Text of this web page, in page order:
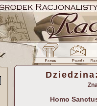
Homo